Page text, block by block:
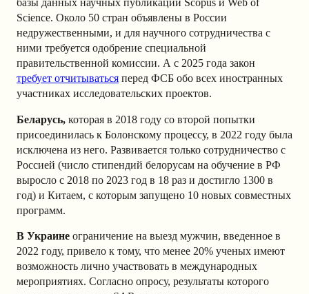
Science. Около 50 стран объявлены в России
недружественными, и для научного сотрудничества с
ними требуется одобрение специальной
правительственной комиссии. А с 2025 года закон
требует отчитываться перед ФСБ обо всех иностранных
участниках исследовательских проектов.
Беларусь, которая в 2018 году со второй попытки
присоединилась к Болонскому процессу, в 2022 году была
исключена из него. Развивается только сотрудничество с
Россией (число стипендий белорусам на обучение в РФ
выросло с 2018 по 2023 год в 18 раз и достигло 1300 в
год) и Китаем, с которым запущено 10 новых совместных
программ.
В Украине ограничение на выезд мужчин, введенное в
2022 году, привело к тому, что менее 20% ученых имеют
возможность лично участвовать в международных
мероприятиях. Согласно опросу, результаты которого